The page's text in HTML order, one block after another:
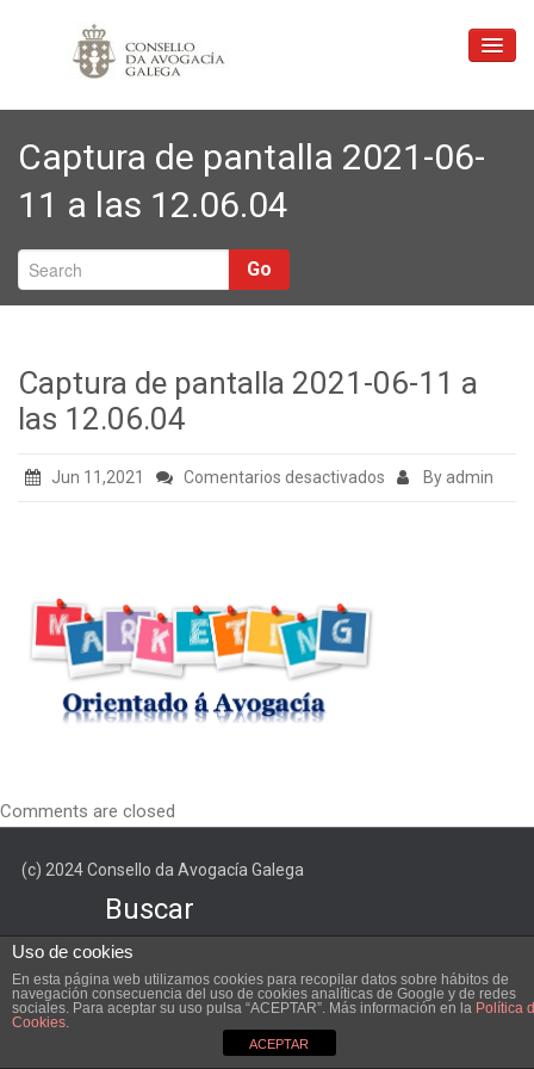
Inicio
Consello
Xustiza Gratuíta
Profesión
Ligazóns
Correo
Captura de pantalla 2021-06-
11 a las 12.06.04
Go
Captura de pantalla 2021-06-11 a
las 12.06.04
Jun 11,2021 Comentarios desactivados en
By admin
Comments are closed
(c) 2024 Consello da Avogacía Galega
Buscar
Uso de cookies
En esta página web utilizamos cookies para recopilar datos sobre hábitos de
navegación consecuencia del uso de cookies analíticas de Google y de redes
sociales. Para aceptar su uso pulsa “ACEPTAR”. Más información en la Política
Cookies.
ACEPTAR